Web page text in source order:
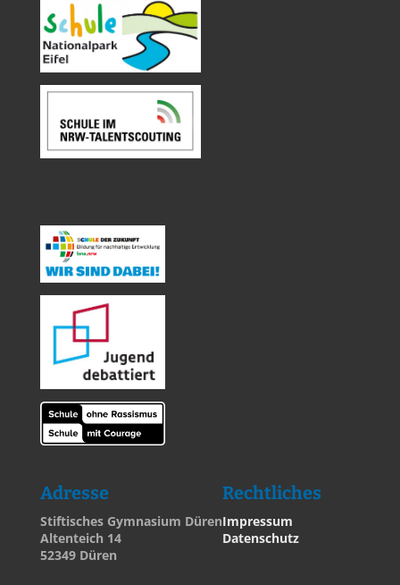
Adresse
Stiftisches Gymnasium Düren
Altenteich 14
52349 Düren
Rechtliches
Impressum
Datenschutz